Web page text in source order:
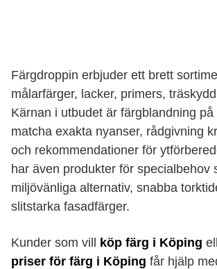
Färgdroppin erbjuder ett brett
målarfärger, lacker, primers,
Kärnan i utbudet är färgblandning
matcha exakta nyanser, rådgivning
och rekommendationer för
har även produkter för specialbehov
miljövänliga alternativ, snabba
slitstarka fasadfärger.
Kunder som vill köp färg i Köping
priser för färg i Köping får hjälp